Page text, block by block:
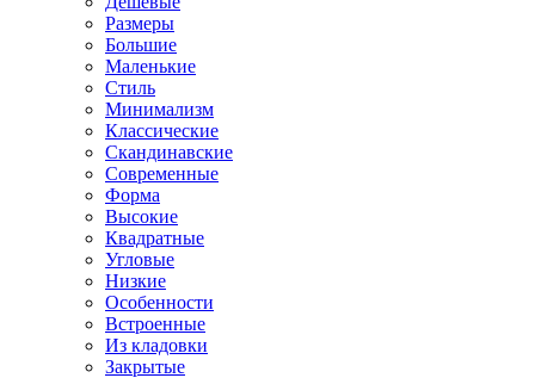
Размеры
Большие
Маленькие
Стиль
Минимализм
Классические
Скандинавские
Современные
Форма
Высокие
Квадратные
Угловые
Низкие
Особенности
Встроенные
Из кладовки
Закрытые